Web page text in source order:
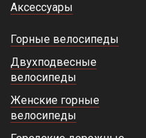
Аксессуары
Горные велосипеды
Двухподвесные
велосипеды
Женские горные
велосипеды